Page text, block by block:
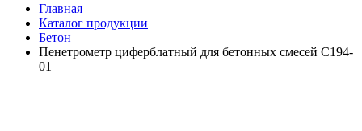
Главная
Каталог продукции
Бетон
Пенетрометр циферблатный для бетонных смесей C194-
01